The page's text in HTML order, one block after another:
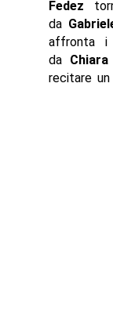
Fedez
da
affronta i
da
recitare